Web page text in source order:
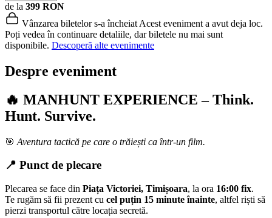
de la 399 RON
Vânzarea biletelor s-a încheiat Acest eveniment a avut deja loc.
Poți vedea în continuare detaliile, dar biletele nu mai sunt
disponibile. Descoperă alte evenimente
Despre eveniment
🔥 MANHUNT EXPERIENCE – Think.
Hunt. Survive.
🎯 Aventura tactică pe care o trăiești ca într-un film.
📍 Punct de plecare
Plecarea se face din Piața Victoriei, Timișoara, la ora 16:00 fix.
Te rugăm să fii prezent cu cel puțin 15 minute înainte, altfel riști să
pierzi transportul către locația secretă.